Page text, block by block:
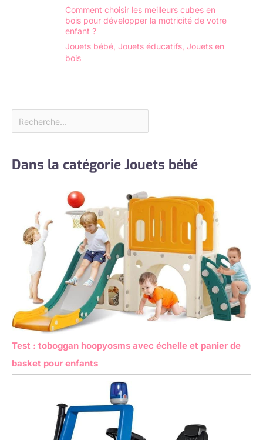
silicone
anatomiquement
trou d’injection
fabrication de la
pas la qualité de
paquet
contient：
a son propre
certificat de
naissance que
vous pouvez
nommer comme
vous le
souhaitez.Grand
jouet pour la
journée des
enfants,
l’anniversaire des
de Noël, le
en silicone
Comment choisir les meilleurs cubes en
bois pour développer la motricité de votre
enfant ?
Jouets bébé, Jouets éducatifs, Jouets en
bois
Dans la catégorie Jouets bébé
Test : toboggan hoopyosms avec échelle et panier de
basket pour enfants